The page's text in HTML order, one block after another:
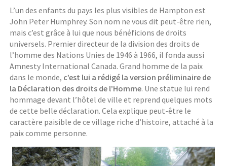
L’un des enfants du pays les plus visibles de Hampton est
John Peter Humphrey. Son nom ne vous dit peut-être rien,
mais c’est grâce à lui que nous bénéficions de droits
universels. Premier directeur de la division des droits de
l’homme des Nations Unies de 1946 à 1966, il fonda aussi
Amnesty International Canada. Grand homme de la paix
dans le monde, c’est lui a rédigé la version préliminaire de
la Déclaration des droits de l’Homme. Une statue lui rend
hommage devant l’hôtel de ville et reprend quelques mots
de cette belle déclaration. Cela explique peut-être le
caractère paisible de ce village riche d’histoire, attaché à la
paix comme personne.